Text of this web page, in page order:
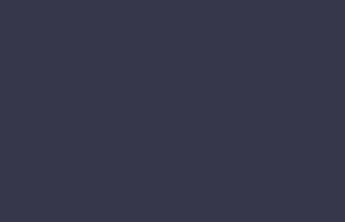
aux véhicules.